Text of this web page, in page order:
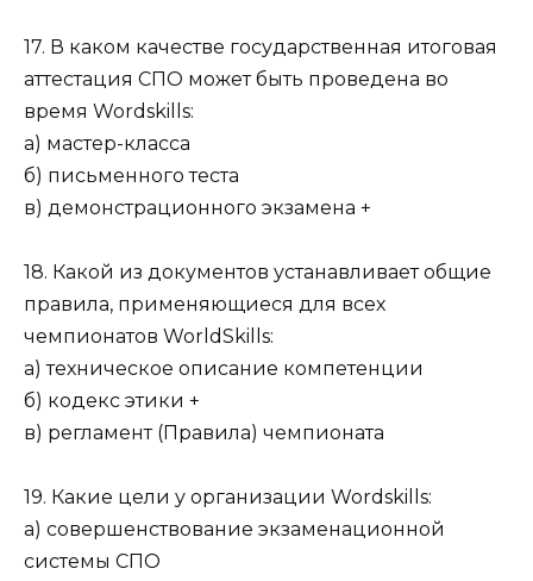
17. В каком качестве государственная итоговая
аттестация СПО может быть проведена во
время Wordskills:
а) мастер-класса
б) письменного теста
в) демонстрационного экзамена +
18. Какой из документов устанавливает общие
правила, применяющиеся для всех
чемпионатов WorldSkills:
а) техническое описание компетенции
б) кодекс этики +
в) регламент (Правила) чемпионата
19. Какие цели у организации Wordskills:
а) совершенствование экзаменационной
системы СПО